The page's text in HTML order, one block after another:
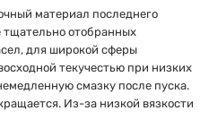
материал последнего
тщательно отобранных
для широкой сферы
текучестью при низких
смазку после пуска.
Из-за низкой вязкости